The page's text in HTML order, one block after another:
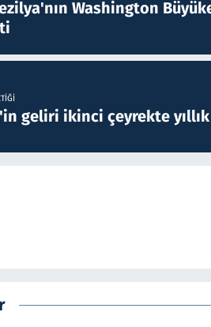
Washington
geliri ikinci çeyrekte